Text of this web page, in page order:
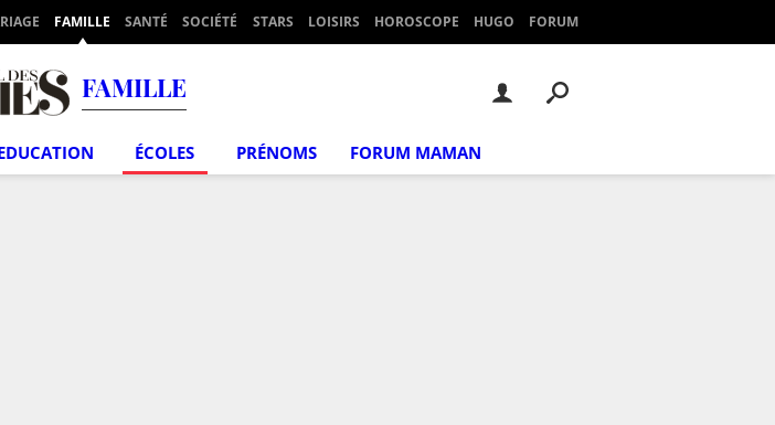
FAMILLE SANTÉ SOCIÉTÉ STARS LOISIRS HOROSCOPE HUGO FORUM
FAMILLE
ÉCOLES PRÉNOMS FORUM MAMAN